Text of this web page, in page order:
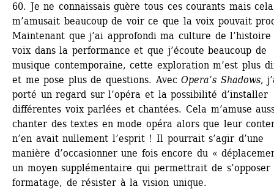
60. Je ne connaissais guère tous ces courants mais cela
m’amusait beaucoup de voir ce que la voix pouvait
Maintenant que j’ai approfondi ma culture de
voix dans la performance et que j’écoute beaucoup de
musique contemporaine, cette exploration m’est plus
et me pose plus de questions. Avec Opera’s Shadows,
porté un regard sur l’opéra et la possibilité d’installer
différentes voix parlées et chantées. Cela m’amuse
chanter des textes en mode opéra alors que leur
n’en avait nullement l’esprit ! Il pourrait s’agir d’une
manière d’occasionner une fois encore du «
un moyen supplémentaire qui permettrait de s’opposer
formatage, de résister à la vision unique.